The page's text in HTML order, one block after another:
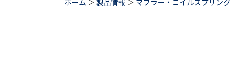
ホーム ＞製品情報 ＞ マフラー・コイルスプリング